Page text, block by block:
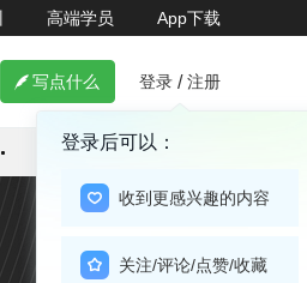
高端学员 App下载
 写点什么 登录 / 注册
登录后可以：
收到更感兴趣的内容
关注/评论/点赞/收藏